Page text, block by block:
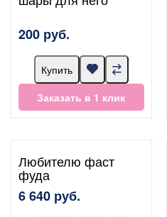
200 руб.
Купить
Заказать в 1 клик
Любителю фаст
фуда
6 640 руб.